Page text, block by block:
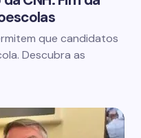
que candidatos
Descubra as